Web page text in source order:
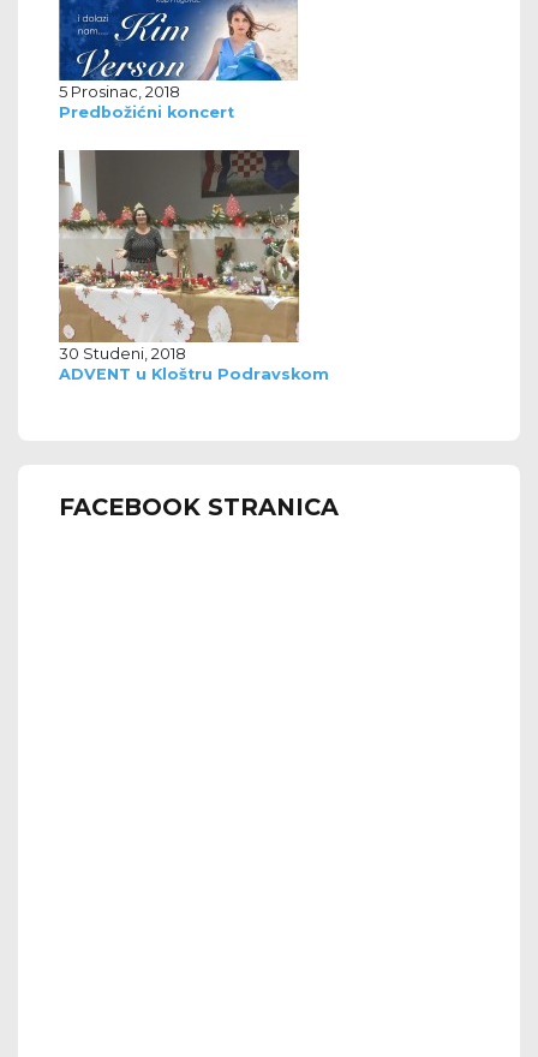
5 Prosinac, 2018
Predbožićni koncert
30 Studeni, 2018
ADVENT u Kloštru Podravskom
FACEBOOK STRANICA